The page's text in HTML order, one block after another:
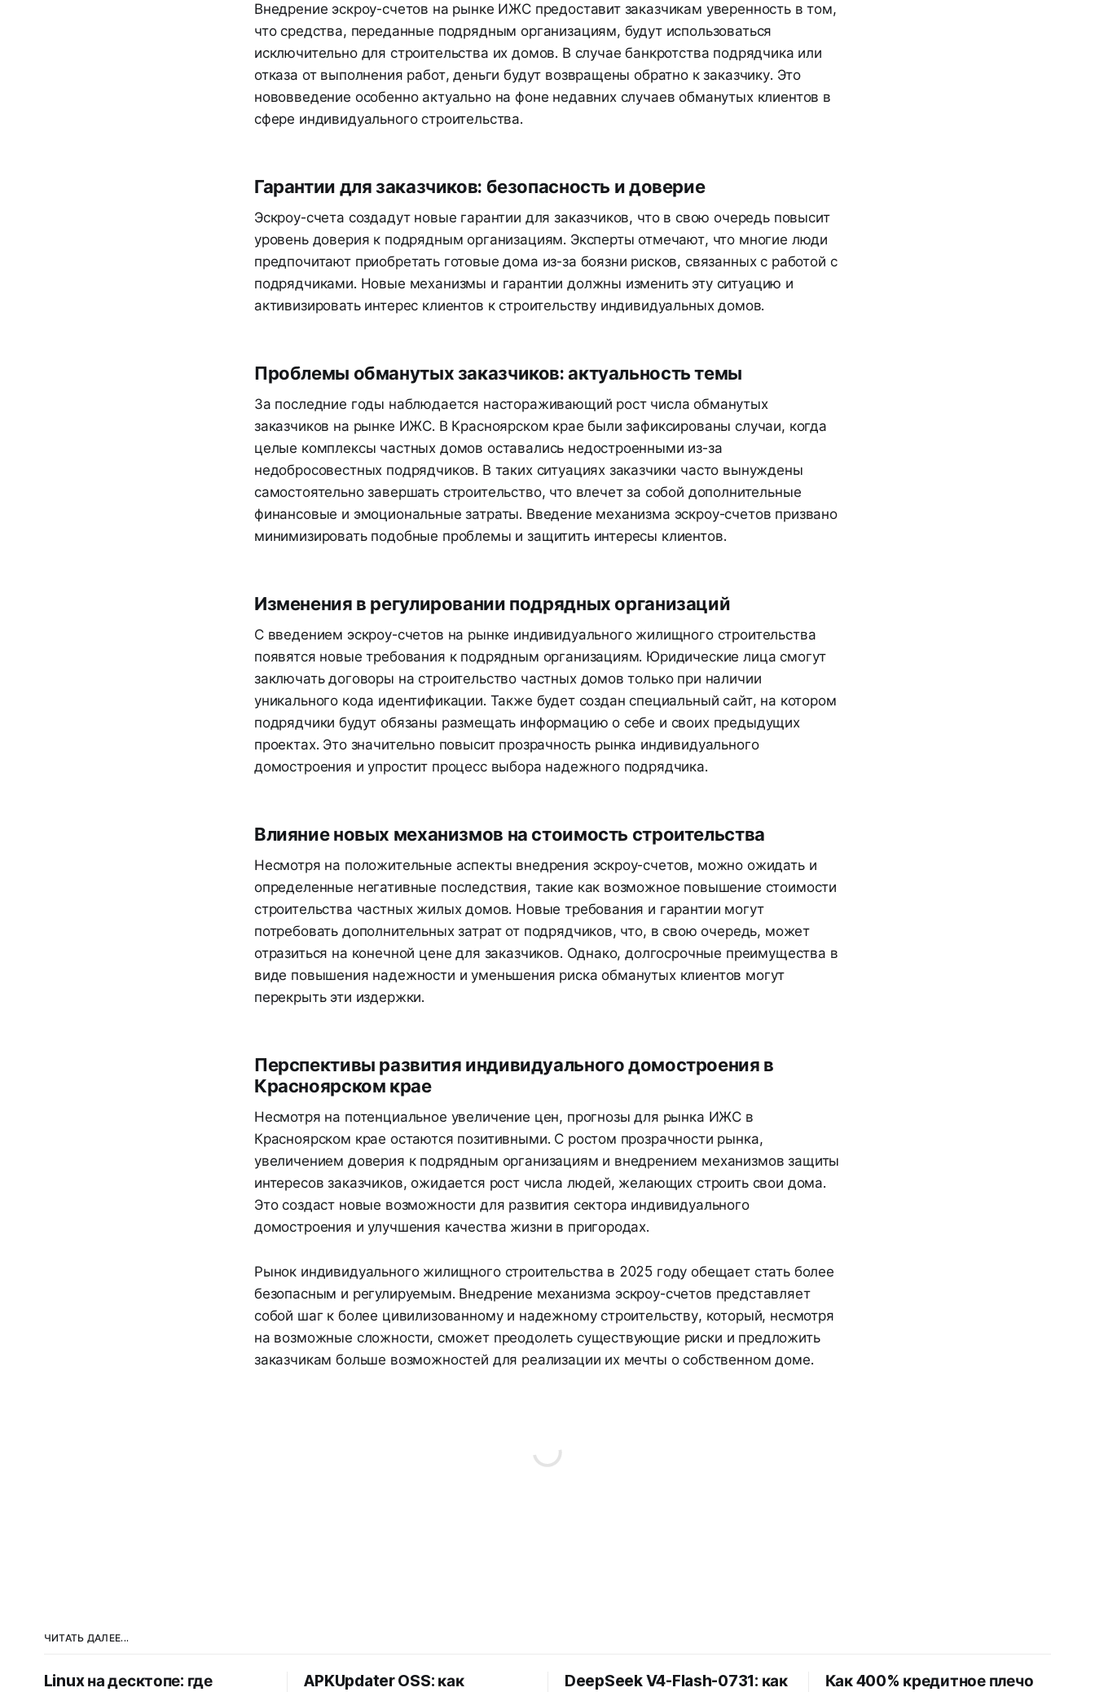
Внедрение эскроу-счетов на рынке ИЖС предоставит заказчикам уверенность в том,
что средства, переданные подрядным организациям, будут использоваться
исключительно для строительства их домов. В случае банкротства подрядчика или
отказа от выполнения работ, деньги будут возвращены обратно к заказчику. Это
нововведение особенно актуально на фоне недавних случаев обманутых клиентов в
сфере индивидуального строительства.
Гарантии для заказчиков: безопасность и доверие
Эскроу-счета создадут новые гарантии для заказчиков, что в свою очередь повысит
уровень доверия к подрядным организациям. Эксперты отмечают, что многие люди
предпочитают приобретать готовые дома из-за боязни рисков, связанных с работой с
подрядчиками. Новые механизмы и гарантии должны изменить эту ситуацию и
активизировать интерес клиентов к строительству индивидуальных домов.
Проблемы обманутых заказчиков: актуальность темы
За последние годы наблюдается настораживающий рост числа обманутых
заказчиков на рынке ИЖС. В Красноярском крае были зафиксированы случаи, когда
целые комплексы частных домов оставались недостроенными из-за
недобросовестных подрядчиков. В таких ситуациях заказчики часто вынуждены
самостоятельно завершать строительство, что влечет за собой дополнительные
финансовые и эмоциональные затраты. Введение механизма эскроу-счетов призвано
минимизировать подобные проблемы и защитить интересы клиентов.
Изменения в регулировании подрядных организаций
С введением эскроу-счетов на рынке индивидуального жилищного строительства
появятся новые требования к подрядным организациям. Юридические лица смогут
заключать договоры на строительство частных домов только при наличии
уникального кода идентификации. Также будет создан специальный сайт, на котором
подрядчики будут обязаны размещать информацию о себе и своих предыдущих
проектах. Это значительно повысит прозрачность рынка индивидуального
домостроения и упростит процесс выбора надежного подрядчика.
Влияние новых механизмов на стоимость строительства
Несмотря на положительные аспекты внедрения эскроу-счетов, можно ожидать и
определенные негативные последствия, такие как возможное повышение стоимости
строительства частных жилых домов. Новые требования и гарантии могут
потребовать дополнительных затрат от подрядчиков, что, в свою очередь, может
отразиться на конечной цене для заказчиков. Однако, долгосрочные преимущества в
виде повышения надежности и уменьшения риска обманутых клиентов могут
перекрыть эти издержки.
Перспективы развития индивидуального домостроения в
Красноярском крае
Несмотря на потенциальное увеличение цен, прогнозы для рынка ИЖС в
Красноярском крае остаются позитивными. С ростом прозрачности рынка,
увеличением доверия к подрядным организациям и внедрением механизмов защиты
интересов заказчиков, ожидается рост числа людей, желающих строить свои дома.
Это создаст новые возможности для развития сектора индивидуального
домостроения и улучшения качества жизни в пригородах.
Рынок индивидуального жилищного строительства в 2025 году обещает стать более
безопасным и регулируемым. Внедрение механизма эскроу-счетов представляет
собой шаг к более цивилизованному и надежному строительству, который, несмотря
на возможные сложности, сможет преодолеть существующие риски и предложить
заказчикам больше возможностей для реализации их мечты о собственном доме.
ЧИТАТЬ ДАЛЕЕ...
Linux на десктопе: где
APKUpdater OSS: как
DeepSeek V4-Flash-0731: как
Как 400% кредитное плечо